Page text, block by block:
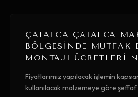
ÇATALCA ÇATALCA
BÖLGESINDE MUTFAK
MONTAJI ÜCRETLERI
Fiyatlarımız yapılacak işlemin
kullanılacak malzemeye göre şeffaf